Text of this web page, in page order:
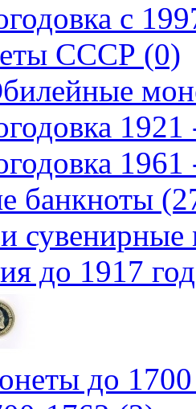
c
СССР (0)
1921
1961
банкноты
до 1917
до 1700